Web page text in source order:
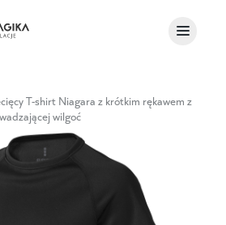
T-shirt Niagara z krótkim rękawem z
wilgoć